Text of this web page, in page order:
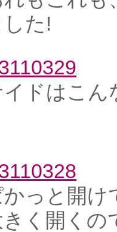
した!
イドはこん
かっと開け
きく開くの